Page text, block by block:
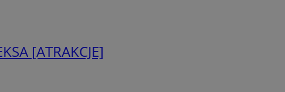
[ATRAKCJE]